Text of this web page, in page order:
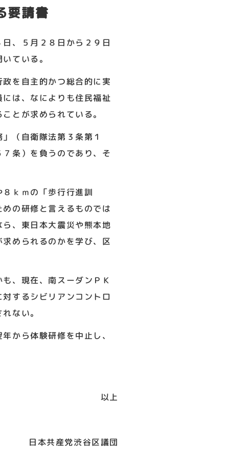
要請書
、５月２８日から２９日
ている。
を自主的かつ総合的に実
は、なによりも住民福祉
とが求められている。
（自衛隊法第３条第１
条）を負うのであり、そ
ｋｍの「歩行行進訓
の研修と言えるものでは
、東日本大震災や熊本地
められるのかを学び、区
、現在、南スーダンＰＫ
するシビリアンコントロ
ない。
から体験研修を中止し、
以上
日本共産党渋谷区議団